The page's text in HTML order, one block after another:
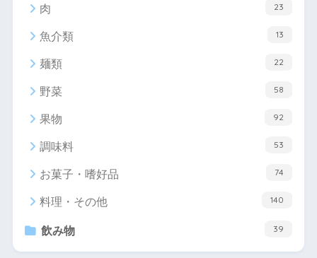
肉 23
魚介類 13
麺類 22
野菜 58
果物 92
調味料 53
お菓子・嗜好品 74
料理・その他 140
飲み物 39